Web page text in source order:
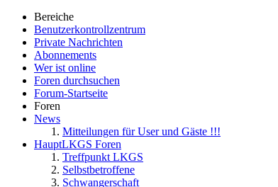
Bereiche
Benutzerkontrollzentrum
Private Nachrichten
Abonnements
Wer ist online
Foren durchsuchen
Forum-Startseite
Foren
News
Mitteilungen für User und Gäste !!!
HauptLKGS Foren
Treffpunkt LKGS
Selbstbetroffene
Schwangerschaft